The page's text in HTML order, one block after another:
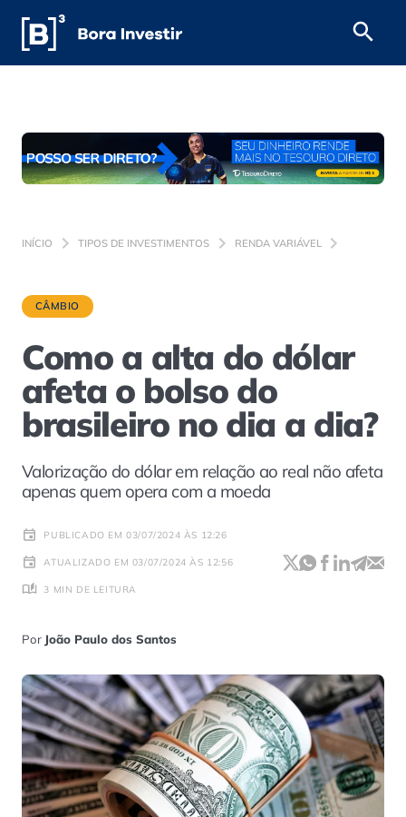
INÍCIO TIPOS DE INVESTIMENTOS RENDA VARIÁVEL
CÂMBIO
Como a alta do dólar
afeta o bolso do
brasileiro no dia a dia?
Valorização do dólar em relação ao real não afeta
apenas quem opera com a moeda
PUBLICADO EM 03/07/2024 ÀS 12:26
ATUALIZADO EM 03/07/2024 ÀS 12:56
3 MIN DE LEITURA
Por João Paulo dos Santos